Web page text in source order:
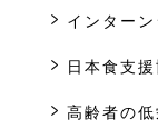
インター
日本食支
高齢者の